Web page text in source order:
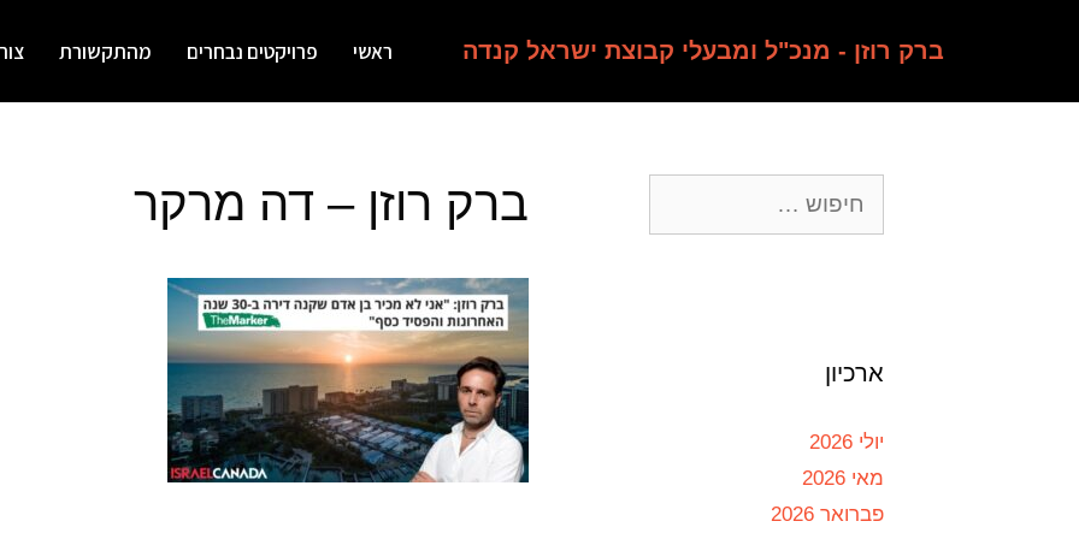
ברק רוזן - מנכ"ל ומבעלי קבוצת ישראל קנדה ראשי פרויקטים נבחרים מהתקשורת
ברק רוזן – דה מרקר
ארכיון
יולי 2026
מאי 2026
פברואר 2026